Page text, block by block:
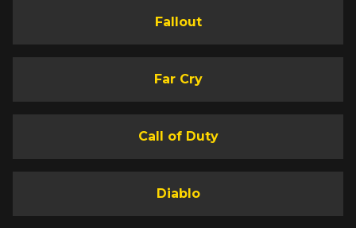
Fallout
Far Cry
Call of Duty
Diablo